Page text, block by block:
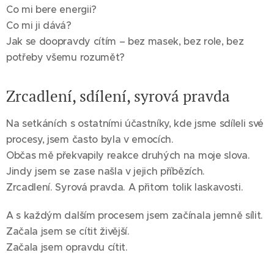
Co mi bere energii?
Co mi ji dává?
Jak se doopravdy cítím – bez masek, bez role, bez
potřeby všemu rozumět?
Zrcadlení, sdílení, syrová pravda
Na setkáních s ostatními účastníky, kde jsme sdíleli své
procesy, jsem často byla v emocích.
Občas mě překvapily reakce druhých na moje slova.
Jindy jsem se zase našla v jejich příbězích.
Zrcadlení. Syrová pravda. A přitom tolik laskavosti.
A s každým dalším procesem jsem začínala jemně sílit.
Začala jsem se cítit živější.
Začala jsem opravdu cítit.